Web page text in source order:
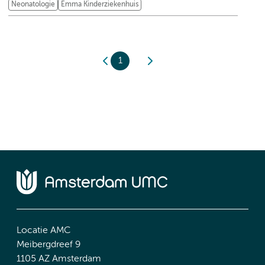
Neonatologie Emma Kinderziekenhuis
1
Locatie AMC
Meibergdreef 9
1105 AZ Amsterdam